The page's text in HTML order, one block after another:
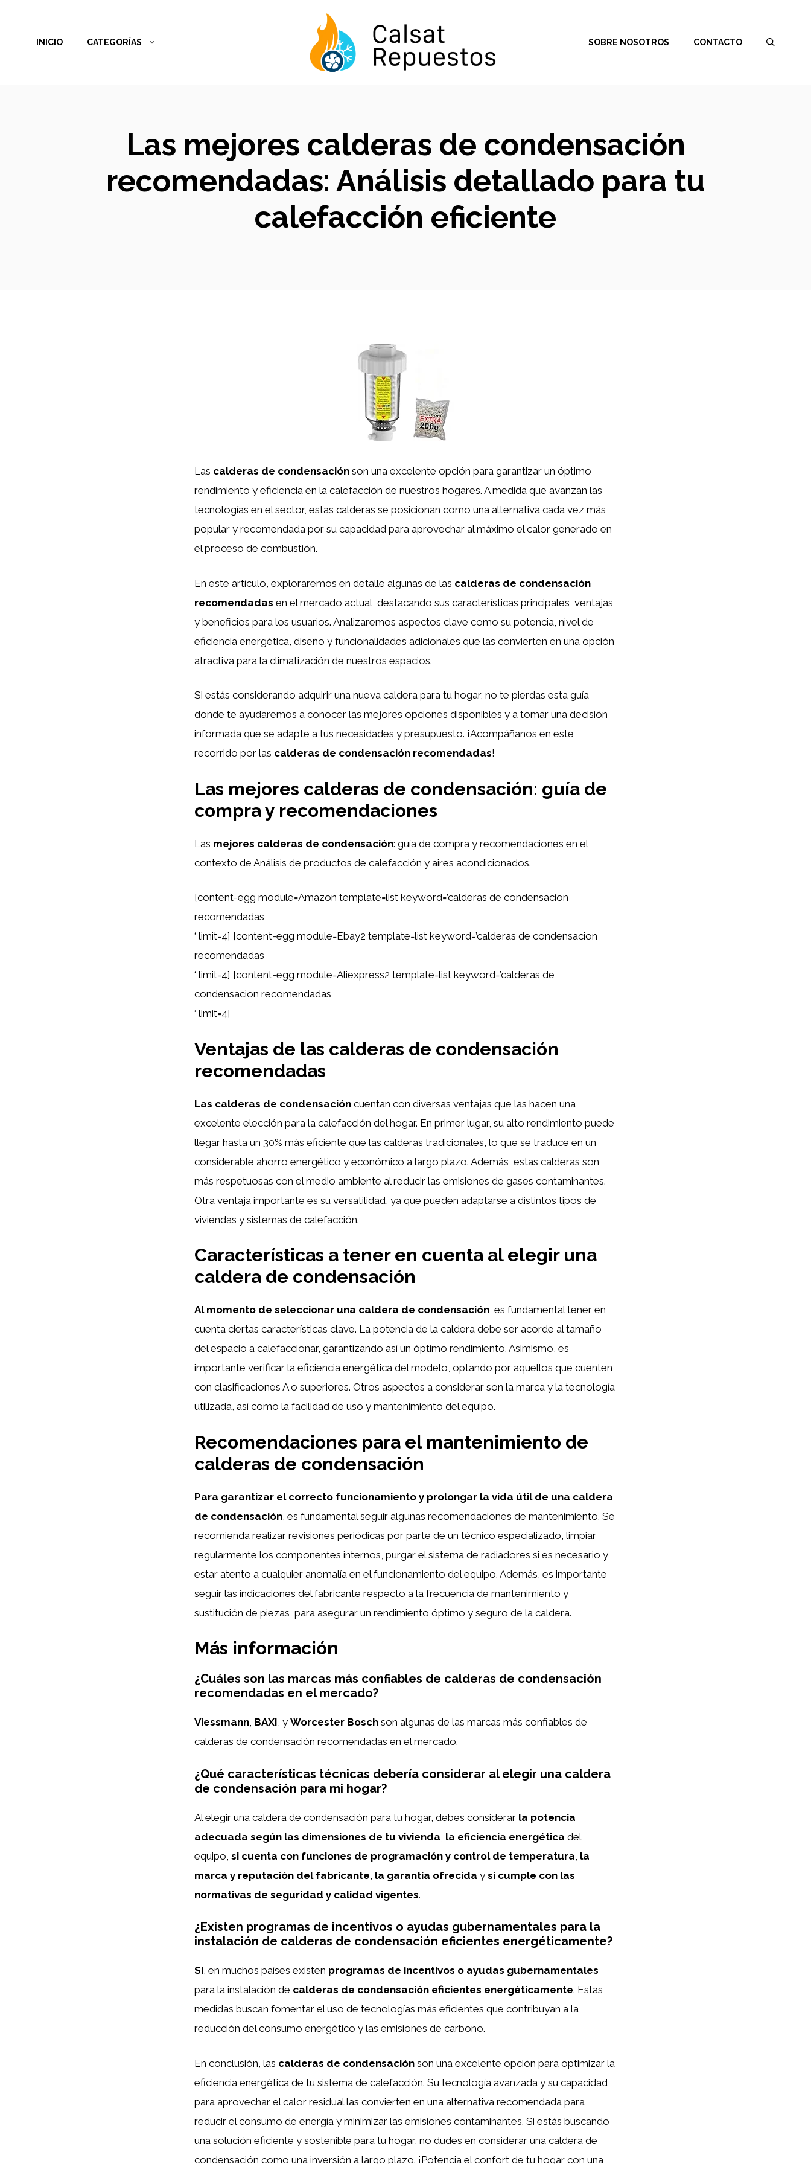
contenidoINICIO CATEGORÍAS SOBRE NOSOTROS CONTACTO
Las mejores calderas de condensación
recomendadas: Análisis detallado para tu
calefacción eficiente
Las calderas de condensación son una excelente opción para garantizar un óptimo
rendimiento y eficiencia en la calefacción de nuestros hogares. A medida que avanzan las
tecnologías en el sector, estas calderas se posicionan como una alternativa cada vez más
popular y recomendada por su capacidad para aprovechar al máximo el calor generado en
el proceso de combustión.
En este artículo, exploraremos en detalle algunas de las calderas de condensación
recomendadas en el mercado actual, destacando sus características principales, ventajas
y beneficios para los usuarios. Analizaremos aspectos clave como su potencia, nivel de
eficiencia energética, diseño y funcionalidades adicionales que las convierten en una opción
atractiva para la climatización de nuestros espacios.
Si estás considerando adquirir una nueva caldera para tu hogar, no te pierdas esta guía
donde te ayudaremos a conocer las mejores opciones disponibles y a tomar una decisión
informada que se adapte a tus necesidades y presupuesto. ¡Acompáñanos en este
recorrido por las calderas de condensación recomendadas!
Las mejores calderas de condensación: guía de
compra y recomendaciones
Las mejores calderas de condensación: guía de compra y recomendaciones en el
contexto de Análisis de productos de calefacción y aires acondicionados.
[content-egg module=Amazon template=list keyword=’calderas de condensacion
recomendadas
‘ limit=4] [content-egg module=Ebay2 template=list keyword=’calderas de condensacion
recomendadas
‘ limit=4] [content-egg module=Aliexpress2 template=list keyword=’calderas de
condensacion recomendadas
‘ limit=4]
Ventajas de las calderas de condensación
recomendadas
Las calderas de condensación cuentan con diversas ventajas que las hacen una
excelente elección para la calefacción del hogar. En primer lugar, su alto rendimiento puede
llegar hasta un 30% más eficiente que las calderas tradicionales, lo que se traduce en un
considerable ahorro energético y económico a largo plazo. Además, estas calderas son
más respetuosas con el medio ambiente al reducir las emisiones de gases contaminantes.
Otra ventaja importante es su versatilidad, ya que pueden adaptarse a distintos tipos de
viviendas y sistemas de calefacción.
Características a tener en cuenta al elegir una
caldera de condensación
Al momento de seleccionar una caldera de condensación, es fundamental tener en
cuenta ciertas características clave. La potencia de la caldera debe ser acorde al tamaño
del espacio a calefaccionar, garantizando así un óptimo rendimiento. Asimismo, es
importante verificar la eficiencia energética del modelo, optando por aquellos que cuenten
con clasificaciones A o superiores. Otros aspectos a considerar son la marca y la tecnología
utilizada, así como la facilidad de uso y mantenimiento del equipo.
Recomendaciones para el mantenimiento de
calderas de condensación
Para garantizar el correcto funcionamiento y prolongar la vida útil de una caldera
de condensación , es fundamental seguir algunas recomendaciones de mantenimiento. Se
recomienda realizar revisiones periódicas por parte de un técnico especializado, limpiar
regularmente los componentes internos, purgar el sistema de radiadores si es necesario y
estar atento a cualquier anomalía en el funcionamiento del equipo. Además, es importante
seguir las indicaciones del fabricante respecto a la frecuencia de mantenimiento y
sustitución de piezas, para asegurar un rendimiento óptimo y seguro de la caldera.
Más información
¿Cuáles son las marcas más confiables de calderas de condensación
recomendadas en el mercado?
Viessmann, BAXI, y Worcester Bosch son algunas de las marcas más confiables de
calderas de condensación recomendadas en el mercado.
¿Qué características técnicas debería considerar al elegir una caldera
de condensación para mi hogar?
Al elegir una caldera de condensación para tu hogar, debes considerar la potencia
adecuada según las dimensiones de tu vivienda la eficiencia energética del
equipo, si cuenta con funciones de programación y control de temperatura la
marca y reputación del fabricante la garantía ofrecida y si cumple con las
normativas de seguridad y calidad vigentes.
¿Existen programas de incentivos o ayudas gubernamentales para la
instalación de calderas de condensación eficientes energéticamente?
Sí, en muchos países existen programas de incentivos o ayudas gubernamentales
para la instalación de calderas de condensación eficientes energéticamente. Estas
medidas buscan fomentar el uso de tecnologías más eficientes que contribuyan a la
reducción del consumo energético y las emisiones de carbono.
En conclusión, las calderas de condensación son una excelente opción para optimizar la
eficiencia energética de tu sistema de calefacción. Su tecnología avanzada y su capacidad
para aprovechar el calor residual las convierten en una alternativa recomendada para
reducir el consumo de energía y minimizar las emisiones contaminantes. Si estás buscando
una solución eficiente y sostenible para tu hogar, no dudes en considerar una caldera de
condensación como una inversión a largo plazo. ¡Potencia el confort de tu hogar con una